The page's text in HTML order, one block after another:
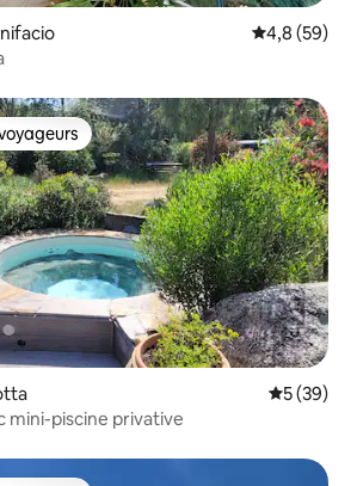
Évaluation
4,8 (59)
les plus appréciés
5 (39)
mini-piscine privative